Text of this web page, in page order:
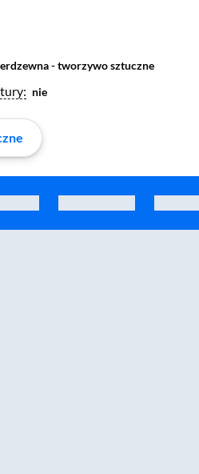
- tworzywo sztuczne
nie